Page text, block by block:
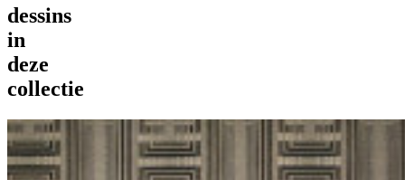
dessins
in
deze
collectie